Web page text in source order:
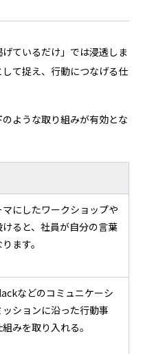
ているだけ」では浸透しま
て捉え、行動につなげる仕
ような取り組みが有効とな
にしたワークショップや
ると、社員が自分の言葉
ます。
などのコミュニケーシ
ションに沿った行動事
みを取り入れる。